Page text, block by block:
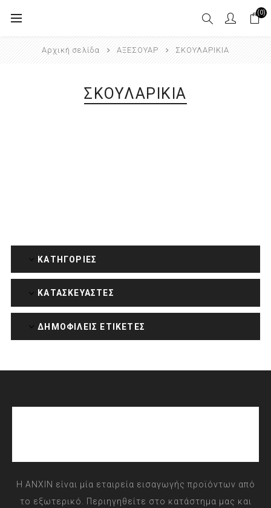
(0)
Αρχική σελίδα ΑΞΕΣΟΥΑΡ ΣΚΟΥΛΑΡΙΚΙΑ
ΣΚΟΥΛΑΡΙΚΙΑ
ΚΑΤΗΓΟΡΊΕΣ
ΚΑΤΑΣΚΕΥΑΣΤΈΣ
ΔΗΜΟΦΙΛΕΙΣ ΕΤΙΚΕΤΕΣ
Η ANXIN είναι μία εταιρεία εισαγωγής προϊόντων από
το εξωτερικό. Περιηγηθείτε στο κατάστημα μας και